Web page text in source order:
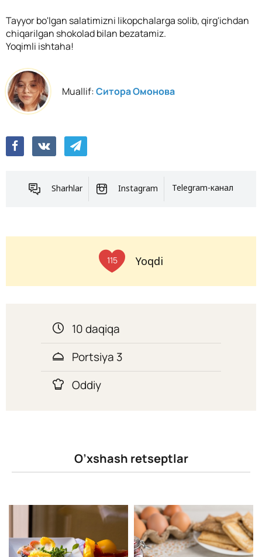
Tayyor bo'lgan salatimizni likopchalarga solib, qirg'ichdan
chiqarilgan shokolad bilan bezatamiz.
Yoqimli ishtaha!
Muallif:Ситора Омонова
Sharhlar Instagram Telegram-канал
115 Yoqdi
10 daqiqa
Portsiya 3
Oddiy
O’xshash retseptlar